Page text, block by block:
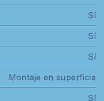
Sí
Sí
Sí
Montaje en superficie
Sí